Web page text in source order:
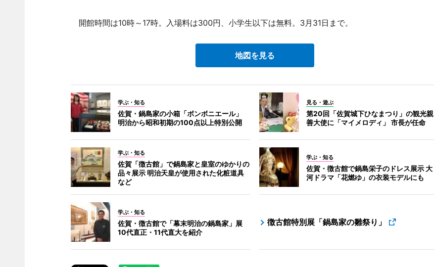
開館時間は10時～17時。入場料は300円、小学生以下は無料。3月31日まで。
地図を見る
学ぶ・知る
佐賀・鍋島家の小箱「ボンボニエール」
明治から昭和初期の100点以上特別公開
見る・遊ぶ
第20回「佐賀城下ひなまつり」の観光親
善大使に「マイメロディ」 市長が任命
学ぶ・知る
佐賀「徴古館」で鍋島家と皇室のゆかりの
品々展示 明治天皇が使用された化粧道具
など
学ぶ・知る
佐賀・徴古館で鍋島栄子のドレス展示 大
河ドラマ「花燃ゆ」の衣装モデルにも
学ぶ・知る
佐賀・徴古館で「幕末明治の鍋島家」展
10代直正・11代直大を紹介
徴古館特別展「鍋島家の雛祭り」